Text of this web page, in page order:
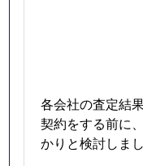
各会社の査定結
契約をする前に
かりと検討しまし